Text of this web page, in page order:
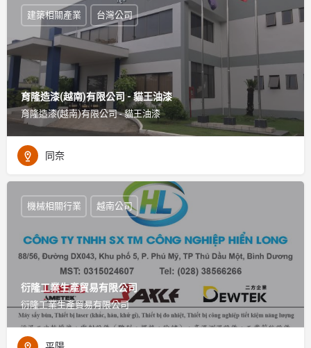
育隆造漆(越南)有限公司 - 貓王油漆
育隆造漆(越南)有限公司 - 貓王油漆
建築相關產業 台灣公司
同奈
衍隆工業生產貿易有限公司
衍隆工業生產貿易有限公司
機械相關行業 越南公司